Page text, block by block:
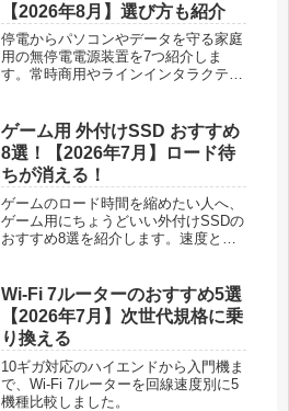
【2026年8月】選び方も紹介
停電からパソコンやデータを守る家庭
用の無停電電源装置を7つ紹介しま
す。常時商用やラインインタラクティ
届けします。
ゲーム用 外付けSSD おすすめ
8選！【2026年7月】ロード待
ちが消える！
ゲームのロード時間を縮めたい人へ、
ゲーム用にちょうどいい外付けSSDの
おすすめ8選を紹介します。速度と耐
Wi-Fi 7ルーターのおすすめ5選
【2026年7月】次世代規格に乗
り換える
10ギガ対応のハイエンドから入門機ま
で、Wi-Fi 7ルーターを回線速度別に5
機種比較しました。